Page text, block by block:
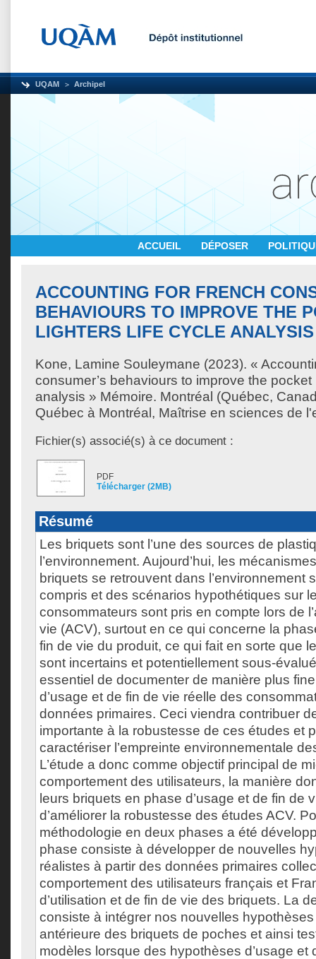
UQAM Archipel
ACCUEIL DÉPOSER
ACCOUNTING FOR FRENCH
BEHAVIOURS TO IMPROVE THE
LIGHTERS LIFE CYCLE ANALYSIS
Kone, Lamine Souleymane (2023). «
consumer’s behaviours to improve the
analysis » Mémoire. Montréal (Québec,
Québec à Montréal, Maîtrise en sciences de
Fichier(s) associé(s) à ce document :
PDF
Télécharger (2MB)
Résumé
Les briquets sont l’une des sources de
l’environnement. Aujourd’hui, les
briquets se retrouvent dans l’environnement
compris et des scénarios hypothétiques sur
consommateurs sont pris en compte lors de
vie (ACV), surtout en ce qui concerne la
fin de vie du produit, ce qui fait en sorte que
sont incertains et potentiellement sous-
essentiel de documenter de manière plus
d’usage et de fin de vie réelle des
données primaires. Ceci viendra contribuer
importante à la robustesse de ces études et
caractériser l’empreinte environnementale
L’étude a donc comme objectif principal de
comportement des utilisateurs, la manière
leurs briquets en phase d’usage et de fin de
d’améliorer la robustesse des études ACV.
méthodologie en deux phases a été
phase consiste à développer de nouvelles
réalistes à partir des données primaires
comportement des utilisateurs français et
d’utilisation et de fin de vie des briquets. La
consiste à intégrer nos nouvelles
antérieure des briquets de poches et ainsi
modèles lorsque des hypothèses d’usage et